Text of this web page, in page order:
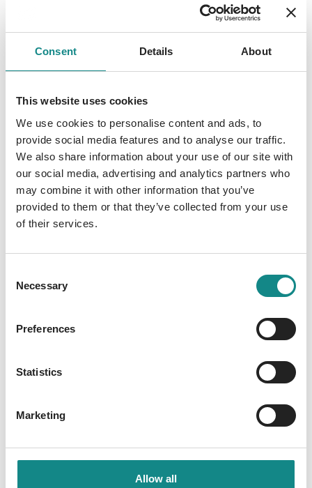
Consent Details About
This website uses cookies
We use cookies to personalise content and ads, to
provide social media features and to analyse our traffic.
We also share information about your use of our site with
our social media, advertising and analytics partners who
may combine it with other information that you’ve
provided to them or that they’ve collected from your use
of their services.
Selection
Necessary
Preferences
Statistics
Marketing
Allow all
konfrontiert und der scheinbar unlösbaren
Aufgabe, diese wieder instand zu setzen, um
zu dem wortkargen, aber höllisch attraktiven
Mann hingezogen, und auch er lässt nichts
unversucht, um ihr näherzukommen. Nach
einer gemeinsamen Nacht und einigen
Turbulenzen ist James klar, dass er diese Frau
heiraten wird. Jetzt muss er nur noch Taylor
von dieser Idee überzeugen. Doch das ist
alles andere als einfach, denn die denkt gar
kannten. Seit einem Sommer vor vielen